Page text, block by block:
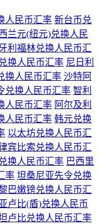
人民币汇率 新台币兑
兰元(纽元)兑换人民
利福林兑换人民币汇
换人民币汇率 尼日利
换人民币汇率 沙特阿
兑换人民币汇率 智利
人民币汇率 阿尔及利
人民币汇率 韩元兑换
以太坊兑换人民币汇
宾比索兑换人民币汇
换人民币汇率 巴西里
率 坦桑尼亚先令兑换
巴嫩镑兑换人民币汇
卢比(盾)兑换人民币
卢比兑换人民币汇率